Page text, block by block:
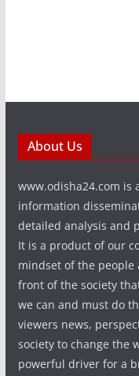
About Us
www.odisha24.com is
information
detailed analysis and
It is a product of our
mindset of the
front of the society
we can and must do
viewers news,
society to change the
powerful driver for a